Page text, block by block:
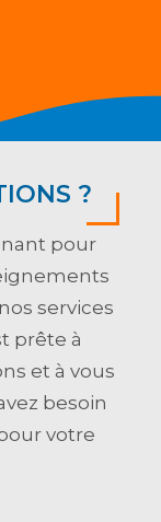
?
pour
services
prête à
et à vous
besoin
votre